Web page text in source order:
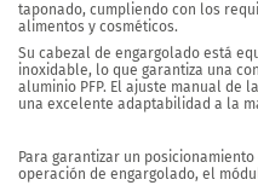
taponado, cumpliendo con los
alimentos y cosméticos.
Su cabezal de engargolado está
inoxidable, lo que garantiza una
aluminio PFP. El ajuste manual de
una excelente adaptabilidad a la
Para garantizar un
operación de engargolado, el